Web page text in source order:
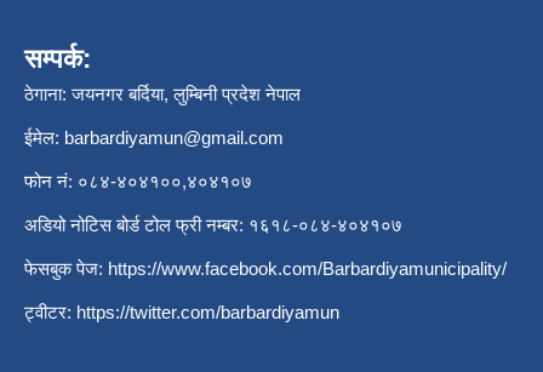
सम्पर्क:
ठेगाना: जयनगर बर्दिया, लुम्बिनी प्रदेश नेपाल
ईमेल: barbardiyamun@gmail.com
फोन नं: ०८४-४०४१००,४०४१०७
अडियो नोटिस बोर्ड टोल फ्री नम्बर: १६१८-०८४-४०४१०७
फेसबुक पेज: https://www.facebook.com/Barbardiyamunicipality/
ट्वीटर: https://twitter.com/barbardiyamun